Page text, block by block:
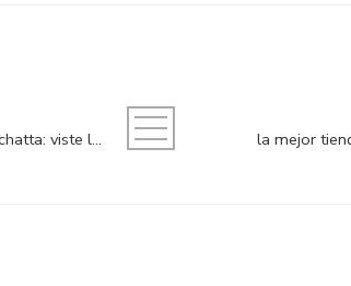
Merchandising oficial de Radical y Bachatta: viste la historia de la música electrónica
la mejor